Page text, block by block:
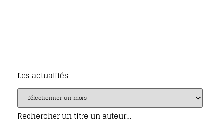
Les actualités
Rechercher un titre un auteur…